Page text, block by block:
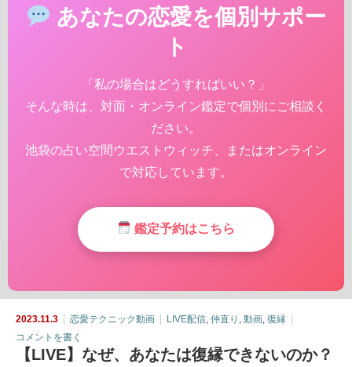
あなたの恋愛を個別サポー
ト
「私の場合はどうすればいい？」
そんな時は、対面・オンライン鑑定で個別にご相談く
ださい。
池袋の占い空間ウエストウィッチ、またはオンライン
で対応しています。
鑑定予約はこちら
2023.11.3 恋愛テクニック動画 LIVE配信 仲直り 動画 復縁
コメントを書く
【LIVE】なぜ、あなたは復縁できないのか？